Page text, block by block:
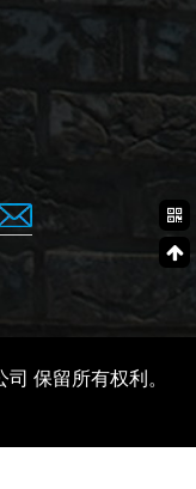
保留所有权利。